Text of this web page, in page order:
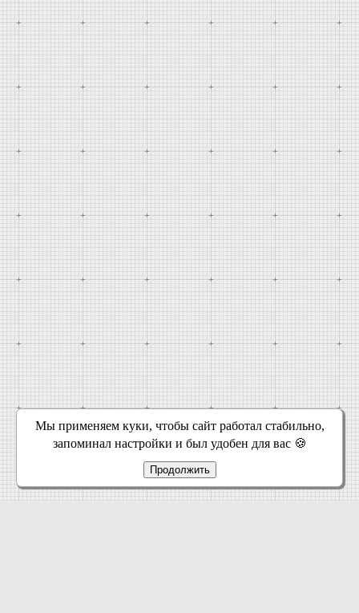
Мы применяем куки, чтобы сайт работал стабильно,
запоминал настройки и был удобен для вас 🍪
Продолжить